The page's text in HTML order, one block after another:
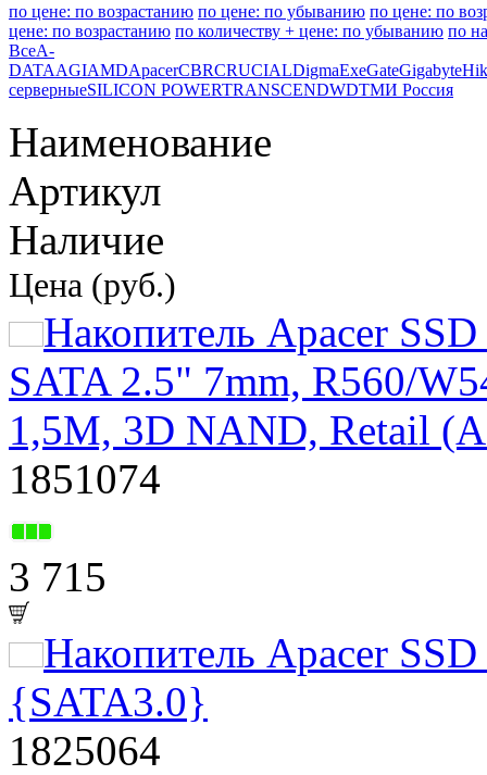
по цене: по возрастанию по цене: по убыванию по цене: по
цене: по возрастанию по количеству + цене: по убыванию по
ВсеA-
DATAAGIAMDApacerCBRCRUCIALDigmaExeGateGigabyte
серверныеSILICON POWERTRANSCENDWDТМИ Россия
Наименование
Артикул
Наличие
Цена (руб.)
Накопитель Apacer
SATA 2.5" 7mm, R560/
1,5M, 3D NAND, Retail
1851074
3 715
Накопитель Apacer
{SATA3.0}
1825064